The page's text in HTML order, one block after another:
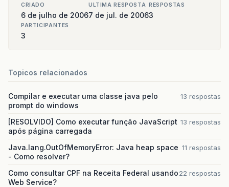
CRIADO
6 de julho de 2006
ULTIMA RESPOSTA
7 de jul. de 2006
RESPOSTAS
3
PARTICIPANTES
3
Topicos relacionados
Compilar e executar uma classe java pelo
prompt do windows
13 respostas
[RESOLVIDO] Como executar função JavaScript
após página carregada
13 respostas
Java.lang.OutOfMemoryError: Java heap space
- Como resolver?
11 respostas
Como consultar CPF na Receita Federal usando
Web Service?
22 respostas